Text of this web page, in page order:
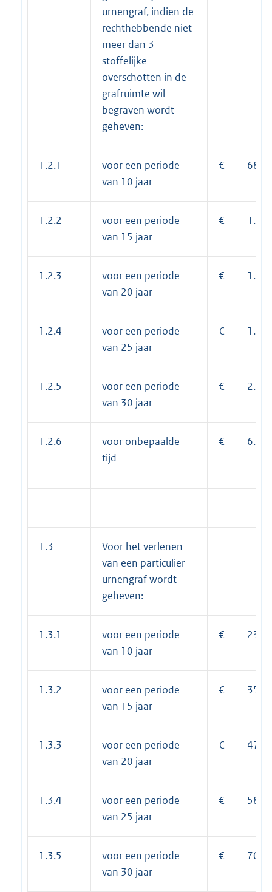
urnengraf, indien de
rechthebbende niet
meer dan 3
stoffelijke
overschotten in de
grafruimte wil
begraven wordt
geheven:
1.2.1
voor een periode
van 10 jaar
€
1.2.2
voor een periode
van 15 jaar
€
1.2.3
voor een periode
van 20 jaar
€
1.2.4
voor een periode
van 25 jaar
€
1.2.5
voor een periode
van 30 jaar
€
1.2.6
voor onbepaalde
tijd
€
1.3
Voor het verlenen
van een particulier
urnengraf wordt
geheven:
1.3.1
voor een periode
van 10 jaar
€
1.3.2
voor een periode
van 15 jaar
€
1.3.3
voor een periode
van 20 jaar
€
1.3.4
voor een periode
van 25 jaar
€
1.3.5
voor een periode
van 30 jaar
€